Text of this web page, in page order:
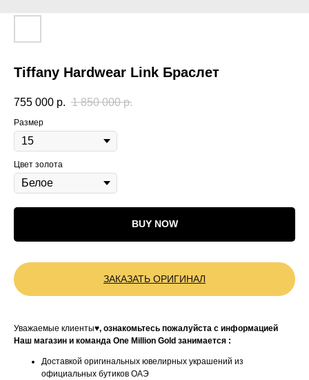
Tiffany Hardwear Link Браслет
755 000 р. 1 850 000 р.
Размер
Цвет золота
BUY NOW
ЗАКАЗАТЬ ОРИГИНАЛ
Уважаемые клиенты♥, ознакомьтесь пожалуйста с информацией
Наш магазин и команда One Million Gold занимается :
Доставкой оригинальных ювелирных украшений из
официальных бутиков ОАЭ